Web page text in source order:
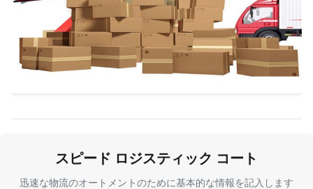
スピード ロジスティック コート
迅速な物流のオートメントのために基本的な情報を記入します